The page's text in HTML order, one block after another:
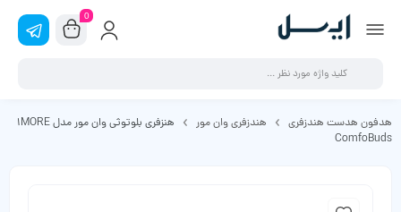
0
هدفون هدست هندزفری هندزفری وان مور
هنزفری بلوتوثی وان مور مدل 1MORE
ComfoBuds